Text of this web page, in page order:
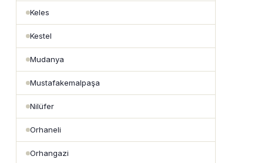
Keles
Kestel
Mudanya
Mustafakemalpaşa
Nilüfer
Orhaneli
Orhangazi